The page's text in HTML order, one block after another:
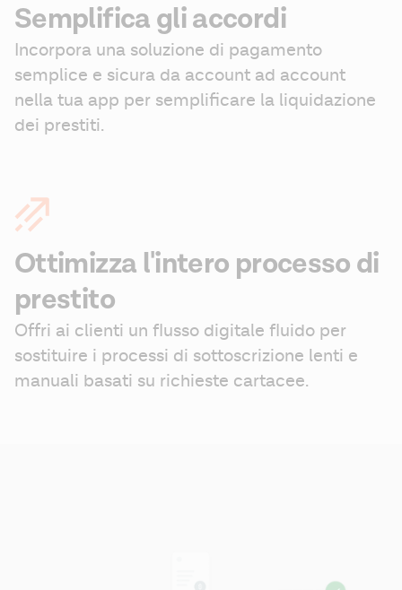
Semplifica gli accordi
Incorpora una soluzione di pagamento
semplice e sicura da account ad account
nella tua app per semplificare la liquidazione
dei prestiti.
Ottimizza l'intero processo di
prestito
Offri ai clienti un flusso digitale fluido per
sostituire i processi di sottoscrizione lenti e
manuali basati su richieste cartacee.